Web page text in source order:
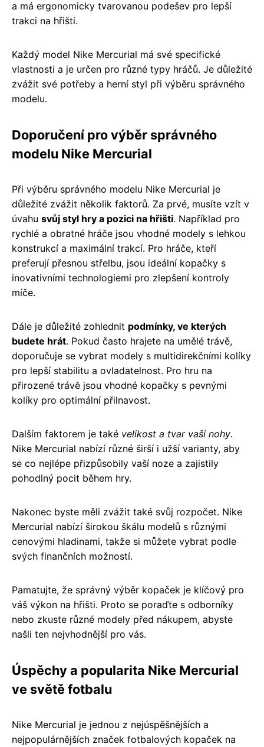
a má ergonomicky tvarovanou podešev pro lepší
trakci na hřišti.
Každý model Nike Mercurial má své specifické
vlastnosti a je určen pro různé typy hráčů. Je důležité
zvážit své potřeby a herní styl při výběru správného
modelu.
Doporučení pro výběr správného
modelu Nike Mercurial
Při výběru správného modelu Nike Mercurial je
důležité zvážit několik faktorů. Za prvé, musíte vzít v
úvahu svůj styl hry a pozici na hřišti. Například pro
rychlé a obratné hráče jsou vhodné modely s lehkou
konstrukcí a maximální trakcí. Pro hráče, kteří
preferují přesnou střelbu, jsou ideální kopačky s
inovativními technologiemi pro zlepšení kontroly
míče.
Dále je důležité zohlednit podmínky, ve kterých
budete hrát. Pokud často hrajete na umělé trávě,
doporučuje se vybrat modely s multidirekčními kolíky
pro lepší stabilitu a ovladatelnost. Pro hru na
přirozené trávě jsou vhodné kopačky s pevnými
kolíky pro optimální přilnavost.
Dalším faktorem je také velikost a tvar vaší nohy.
Nike Mercurial nabízí různé širší i užší varianty, aby
se co nejlépe přizpůsobily vaší noze a zajistily
pohodlný pocit během hry.
Nakonec byste měli zvážit také svůj rozpočet. Nike
Mercurial nabízí širokou škálu modelů s různými
cenovými hladinami, takže si můžete vybrat podle
svých finančních možností.
Pamatujte, že správný výběr kopaček je klíčový pro
váš výkon na hřišti. Proto se poraďte s odborníky
nebo zkuste různé modely před nákupem, abyste
našli ten nejvhodnější pro vás.
Úspěchy a popularita Nike Mercurial
ve světě fotbalu
Nike Mercurial je jednou z nejúspěšnějších a
nejpopulárnějších značek fotbalových kopaček na